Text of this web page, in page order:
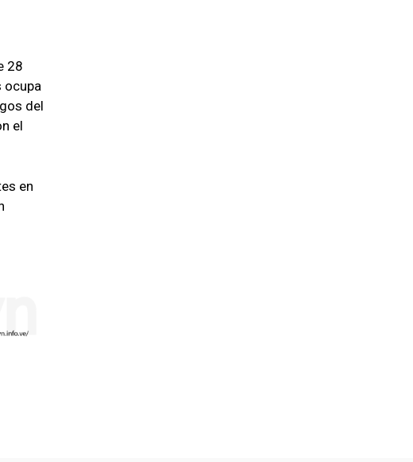
28
ocupa
del
el
en